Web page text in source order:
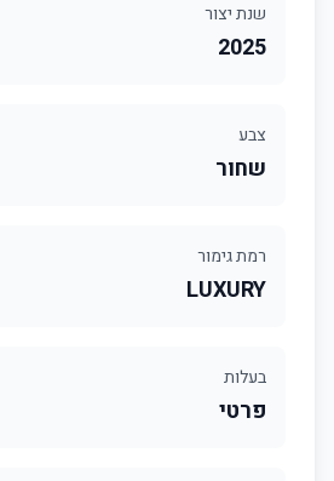
שנת יצור
2025
צבע
שחור
רמת גימור
LUXURY
בעלות
פרטי